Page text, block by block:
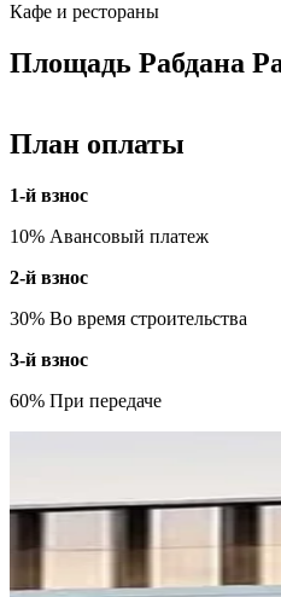
Кафе и рестораны
Площадь Рабдана
План оплаты
1-й взнос
10% Авансовый платеж
2-й взнос
30% Во время строительства
3-й взнос
60% При передаче